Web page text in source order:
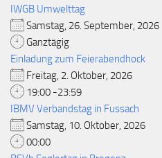
IWGB Umwelttag
Samstag, 26. September, 2026
Ganztägig
Einladung zum Feierabendhock
Freitag, 2. Oktober, 2026
19:00 -23:59
IBMV Verbandstag in Fussach
Samstag, 10. Oktober, 2026
00:00